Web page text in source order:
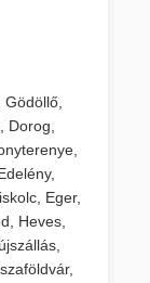
Gödöllő,
Dorog,
Eger,
Heves,